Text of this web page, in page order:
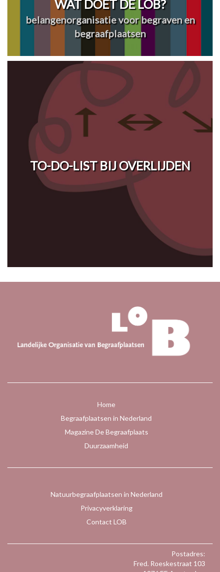
WAT DOET DE LOB?
belangenorganisatie voor begraven en
begraafplaatsen
TO-DO-LIST BIJ OVERLIJDEN
Home
Begraafplaatsen in Nederland
Magazine De Begraafplaats
Duurzaamheid
Natuurbegraafplaatsen in Nederland
Privacyverklaring
Contact LOB
Postadres:
Fred. Roeskestraat 103